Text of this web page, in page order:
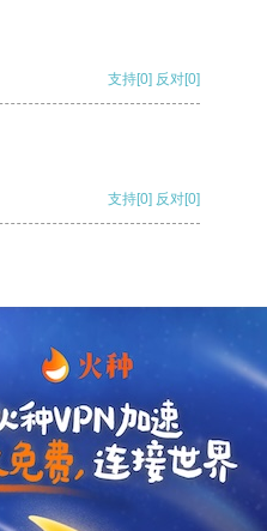
支持[0] 反对[0]
支持[0] 反对[0]
支持 [0] 反对 [0]